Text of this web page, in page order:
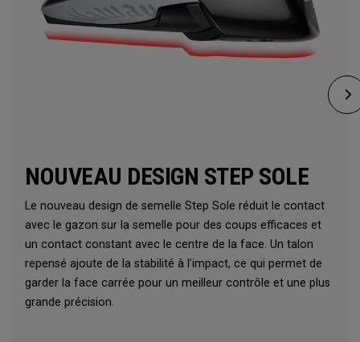
NOUVEAU DESIGN STEP SOLE
Le nouveau design de semelle Step Sole réduit le contact
avec le gazon sur la semelle pour des coups efficaces et
un contact constant avec le centre de la face. Un talon
repensé ajoute de la stabilité à l’impact, ce qui permet de
garder la face carrée pour un meilleur contrôle et une plus
grande précision.